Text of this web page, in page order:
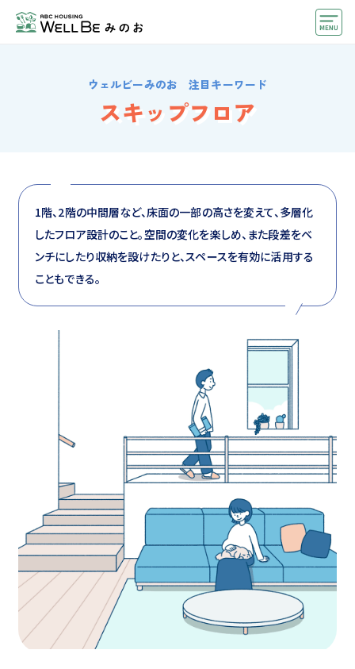
アクセス
好みからモデルハウスを探す
他のABCハウジング ABCハウジングトップ
アカウント登録
ウェルビーみのお 注目キーワード
スキップフロア
1階、2階の中間層など、床面の一部の高さを変えて、多層化
したフロア設計のこと。空間の変化を楽しめ、また段差をベ
ンチにしたり収納を設けたりと、スペースを有効に活用する
こともできる。